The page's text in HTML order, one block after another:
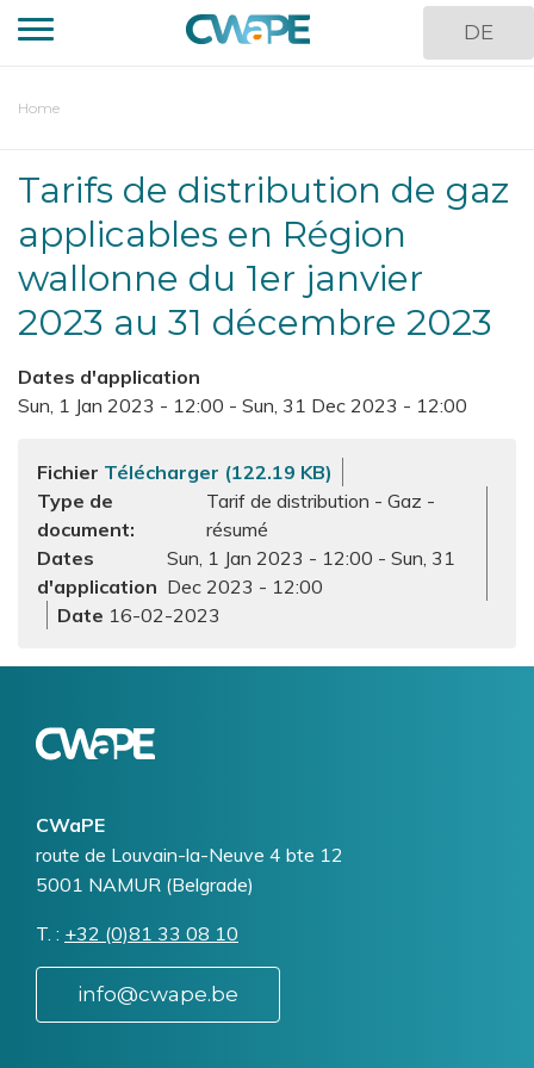
Skip
content
DE
You
here
Home
Tarifs de distribution de gaz
applicables en Région
wallonne du 1er janvier
2023 au 31 décembre 2023
Dates d'application
Sun, 1 Jan 2023 - 12:00 - Sun, 31 Dec 2023 - 12:00
Fichier Télécharger (122.19 KB)
Type de
document
Tarif de distribution - Gaz -
résumé
Dates
d'application
Sun, 1 Jan 2023 - 12:00 -Sun, 31
Dec 2023 - 12:00
16-02-2023
CWaPE
Addresse
route de Louvain-la-Neuve 4 bte 12
5001 NAMUR (Belgrade)
T. Téléphone
+32 (0)81 33 08 10
info@cwape.be